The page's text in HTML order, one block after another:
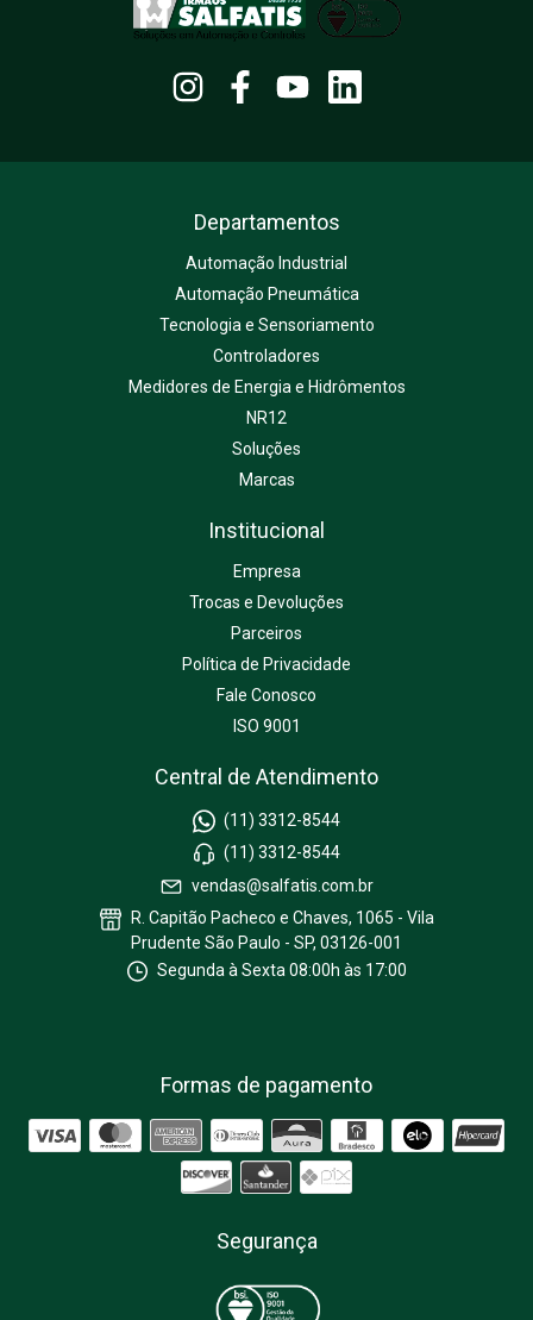
Departamentos
Automação Industrial
Automação Pneumática
Tecnologia e Sensoriamento
Controladores
Medidores de Energia e Hidrômentos
NR12
Soluções
Marcas
Institucional
Empresa
Trocas e Devoluções
Parceiros
Política de Privacidade
Fale Conosco
ISO 9001
Central de Atendimento
(11) 3312-8544
(11) 3312-8544
vendas@salfatis.com.br
R. Capitão Pacheco e Chaves, 1065 - Vila
Prudente São Paulo - SP, 03126-001
Segunda à Sexta 08:00h às 17:00
Formas de pagamento
Segurança